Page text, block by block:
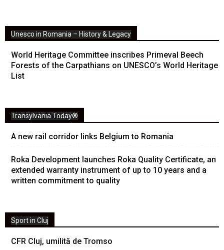
Unesco in Romania – History & Legacy
World Heritage Committee inscribes Primeval Beech
Forests of the Carpathians on UNESCO’s World Heritage
List
Transylvania Today®
A new rail corridor links Belgium to Romania
Roka Development launches Roka Quality Certificate, an
extended warranty instrument of up to 10 years and a
written commitment to quality
Sport in Cluj
CFR Cluj, umilită de Tromso